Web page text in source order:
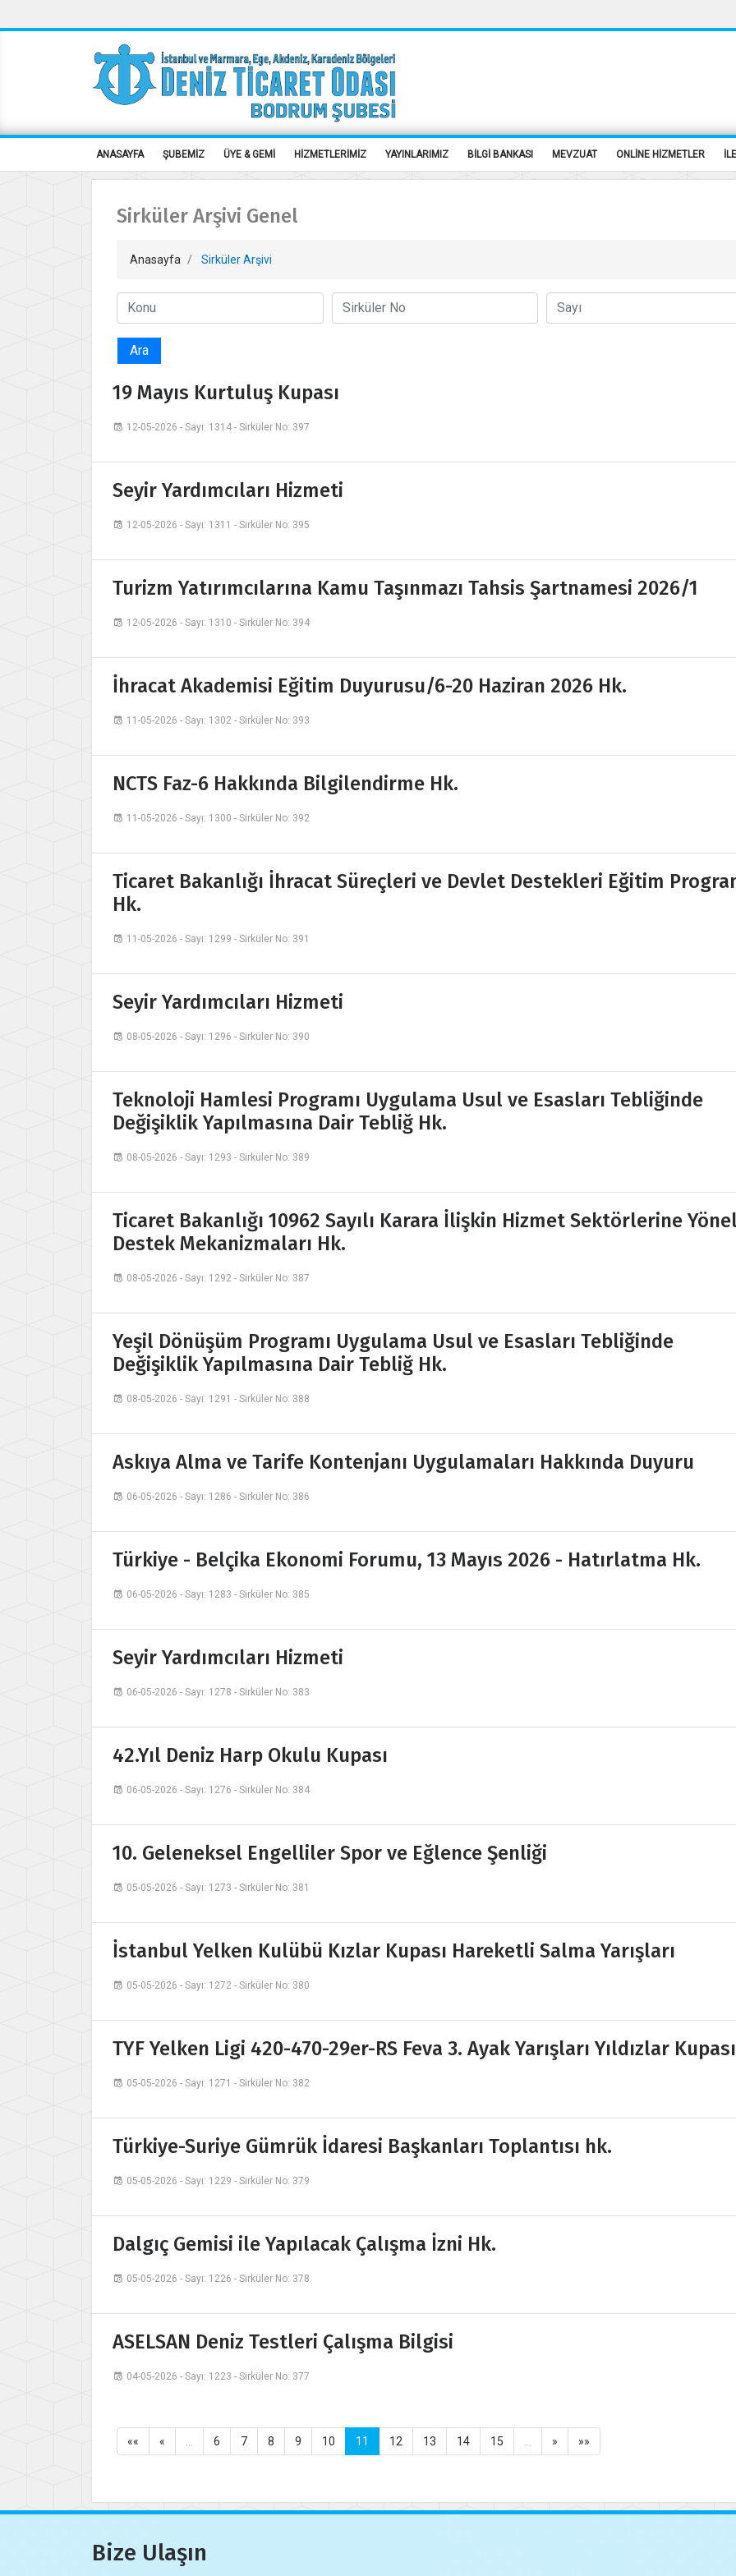
ANASAYFA ŞUBEMİZ ÜYE & GEMİ HİZMETLERİMİZ YAYINLARIMIZ BİLGİ BANKASI MEVZUAT ONLİNE HİZMETLER
Sirküler Arşivi Genel
Anasayfa Sirküler Arşivi
Ara
19 Mayıs Kurtuluş Kupası
12-05-2026 - Sayı: 1314 - Sirküler No: 397
Seyir Yardımcıları Hizmeti
12-05-2026 - Sayı: 1311 - Sirküler No: 395
Turizm Yatırımcılarına Kamu Taşınmazı Tahsis Şartnamesi 2026/1
12-05-2026 - Sayı: 1310 - Sirküler No: 394
İhracat Akademisi Eğitim Duyurusu/6-20 Haziran 2026 Hk.
11-05-2026 - Sayı: 1302 - Sirküler No: 393
NCTS Faz-6 Hakkında Bilgilendirme Hk.
11-05-2026 - Sayı: 1300 - Sirküler No: 392
Ticaret Bakanlığı İhracat Süreçleri ve Devlet Destekleri Eğitim
Hk.
11-05-2026 - Sayı: 1299 - Sirküler No: 391
Seyir Yardımcıları Hizmeti
08-05-2026 - Sayı: 1296 - Sirküler No: 390
Teknoloji Hamlesi Programı Uygulama Usul ve Esasları Tebliğinde
Değişiklik Yapılmasına Dair Tebliğ Hk.
08-05-2026 - Sayı: 1293 - Sirküler No: 389
Ticaret Bakanlığı 10962 Sayılı Karara İlişkin Hizmet Sektörlerine
Destek Mekanizmaları Hk.
08-05-2026 - Sayı: 1292 - Sirküler No: 387
Yeşil Dönüşüm Programı Uygulama Usul ve Esasları Tebliğinde
Değişiklik Yapılmasına Dair Tebliğ Hk.
08-05-2026 - Sayı: 1291 - Sirküler No: 388
Askıya Alma ve Tarife Kontenjanı Uygulamaları Hakkında Duyuru
06-05-2026 - Sayı: 1286 - Sirküler No: 386
Türkiye - Belçika Ekonomi Forumu, 13 Mayıs 2026 - Hatırlatma Hk.
06-05-2026 - Sayı: 1283 - Sirküler No: 385
Seyir Yardımcıları Hizmeti
06-05-2026 - Sayı: 1278 - Sirküler No: 383
42.Yıl Deniz Harp Okulu Kupası
06-05-2026 - Sayı: 1276 - Sirküler No: 384
10. Geleneksel Engelliler Spor ve Eğlence Şenliği
05-05-2026 - Sayı: 1273 - Sirküler No: 381
İstanbul Yelken Kulübü Kızlar Kupası Hareketli Salma Yarışları
05-05-2026 - Sayı: 1272 - Sirküler No: 380
TYF Yelken Ligi 420-470-29er-RS Feva 3. Ayak Yarışları Yıldızlar Kupası
05-05-2026 - Sayı: 1271 - Sirküler No: 382
Türkiye-Suriye Gümrük İdaresi Başkanları Toplantısı hk.
05-05-2026 - Sayı: 1229 - Sirküler No: 379
Dalgıç Gemisi ile Yapılacak Çalışma İzni Hk.
05-05-2026 - Sayı: 1226 - Sirküler No: 378
ASELSAN Deniz Testleri Çalışma Bilgisi
04-05-2026 - Sayı: 1223 - Sirküler No: 377
«« « 6 7 8 9 10 11 12 13 14 15 » »»
Bize Ulaşın